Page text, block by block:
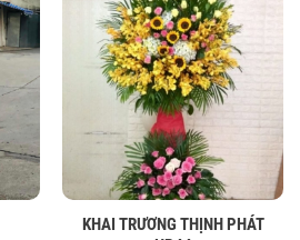
KHAI TRƯƠNG THỊNH PHÁT